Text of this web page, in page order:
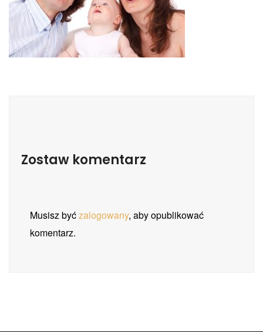
Zostaw komentarz
Musisz byćzalogowany, aby opublikować
komentarz.